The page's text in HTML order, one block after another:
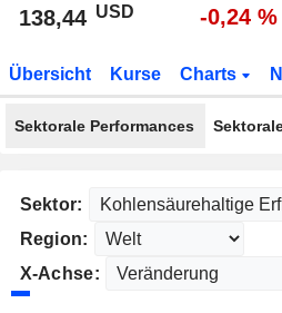
138,44 USD -0,24 %
Übersicht Kurse Charts
Sektorale Performances
Sektor:
Region:
X-Achse: